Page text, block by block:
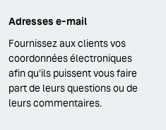
Adresses e-mail
Fournissez aux clients vos
coordonnées électroniques
afin qu'ils puissent vous faire
part de leurs questions ou de
leurs commentaires.